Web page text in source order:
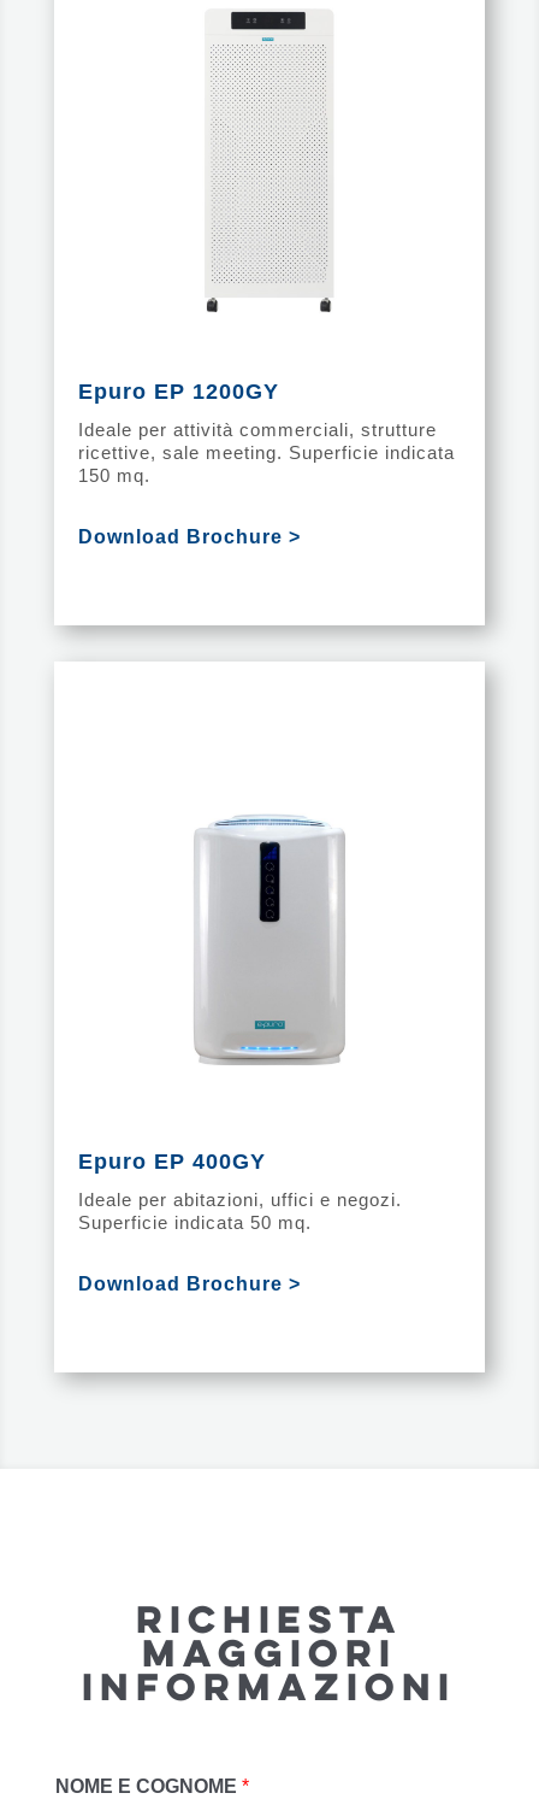
Epuro EP 1200GY
Ideale per attività commerciali, strutture
ricettive, sale meeting. Superficie indicata
150 mq.
Download Brochure >
Epuro EP 400GY
Ideale per abitazioni, uffici e negozi.
Superficie indicata 50 mq.
Download Brochure >
RICHIESTA
MAGGIORI
INFORMAZIONI
NOME E COGNOME *